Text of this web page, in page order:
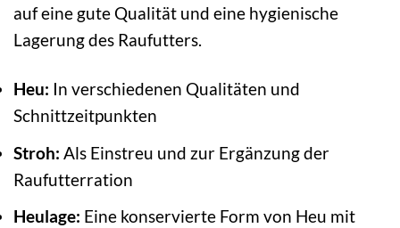
auf eine gute Qualität und eine hygienische
Lagerung des Raufutters.
Heu: In verschiedenen Qualitäten und
Schnittzeitpunkten
Stroh: Als Einstreu und zur Ergänzung der
Raufutterration
Heulage: Eine konservierte Form von Heu mit